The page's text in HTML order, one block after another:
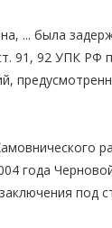
... была
91, 92 УПК РФ
года
под